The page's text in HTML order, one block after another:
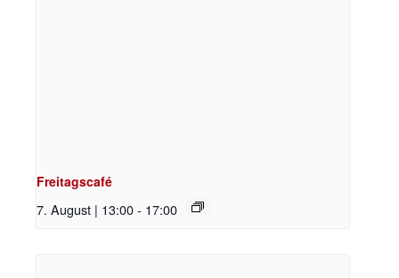
Freitagscafé
7. August | 13:00- 17:00